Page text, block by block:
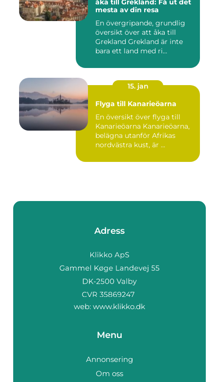
åka till Grekland: Få ut det
mesta av din resa
En övergripande, grundlig
översikt över att åka till
Grekland Grekland är inte
bara ett land med ri...
15. jan
Flyga till Kanarieöarna
En översikt över flyga till
Kanarieöarna Kanarieöarna,
belägna utanför Afrikas
nordvästra kust, är ...
Adress
web: www.klikko.dk
Menu
Annonsering
Om oss